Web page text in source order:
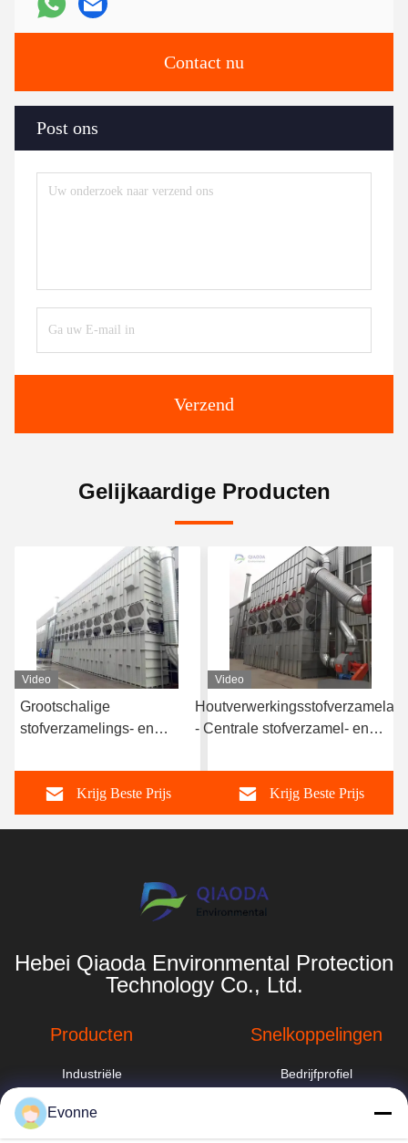
Contact nu
Post ons
Verzend
Gelijkaardige Producten
Video
Grootschalige
stofverzamelings- en
houtverwerkingsinstallaties
Krijg Beste Prijs
Video
Houtverwerkingsstofverzamelaar
- Centrale stofverzamel- en
meubelfabrieken
Krijg Beste Prijs
Hebei Qiaoda Environmental Protection
Technology Co., Ltd.
Producten
Industriële
stofafscheider
de trekker van de
Snelkoppelingen
Bedrijfprofiel
Evonne